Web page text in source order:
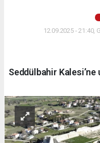
12.09.2025 - 21:40,
Seddülbahir